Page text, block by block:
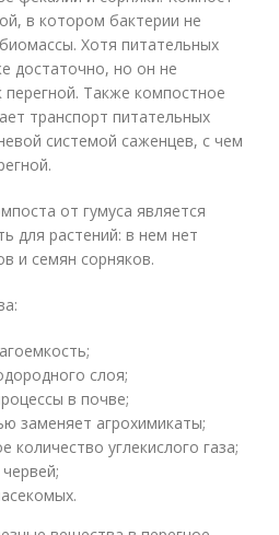
в котором бактерии не
Хотя питательных
достаточно, но он не
перегной. Также компостное
транспорт питательных
системой саженцев, с чем
от гумуса является
для растений: в нем нет
и семян сорняков.
слоя;
в почве;
заменяет агрохимикаты;
количество углекислого газа;